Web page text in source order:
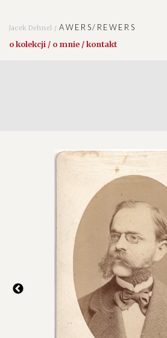
Jacek Dehnel /AWERS/REWERS
o kolekcji / o mnie / kontakt